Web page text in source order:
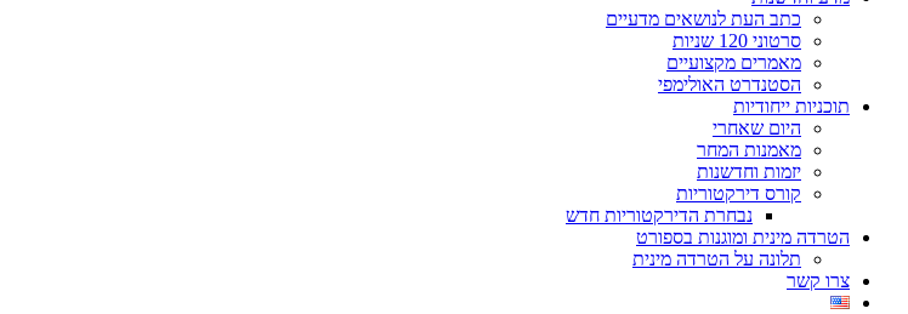
כתב העת לנושאים מדעיים
סרטוני 120 שניות
מאמרים מקצועיים
הסטנדרט האולימפי
תוכניות ייחודיות
היום שאחרי
מאמנות המחר
יזמות וחדשנות
קורס דירקטוריות
נבחרת הדירקטוריות חדש
הטרדה מינית ומוגנות בספורט
תלונה על הטרדה מינית
צרו קשר